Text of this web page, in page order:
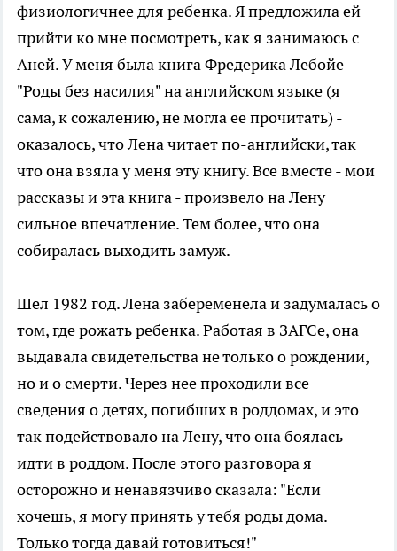
физиологичнее для ребенка. Я предложила ей
прийти ко мне посмотреть, как я занимаюсь с
Аней. У меня была книга Фредерика Лебойе
"Роды без насилия" на английском языке (я
сама, к сожалению, не могла ее прочитать) -
оказалось, что Лена читает по-английски, так
что она взяла у меня эту книгу. Все вместе - мои
рассказы и эта книга - произвело на Лену
сильное впечатление. Тем более, что она
собиралась выходить замуж.
Шел 1982 год. Лена забеременела и задумалась о
том, где рожать ребенка. Работая в ЗАГСе, она
выдавала свидетельства не только о рождении,
но и о смерти. Через нее проходили все
сведения о детях, погибших в роддомах, и это
так подействовало на Лену, что она боялась
идти в роддом. После этого разговора я
осторожно и ненавязчиво сказала: "Если
хочешь, я могу принять у тебя роды дома.
Только тогда давай готовиться!"